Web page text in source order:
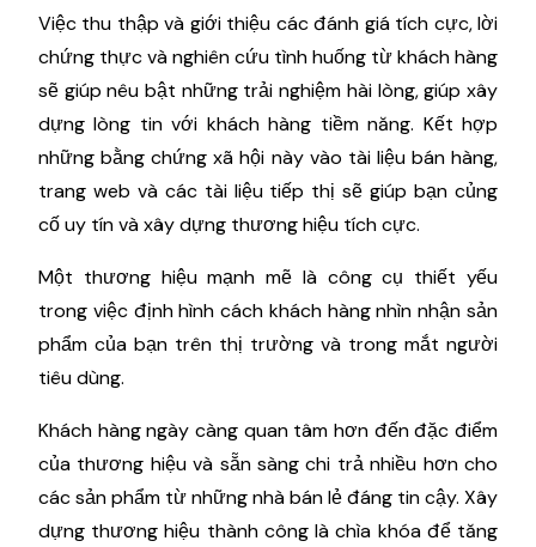
Việc thu thập và giới thiệu các đánh giá tích cực, lời
chứng thực và nghiên cứu tình huống từ khách hàng
sẽ giúp nêu bật những trải nghiệm hài lòng, giúp xây
dựng lòng tin với khách hàng tiềm năng. Kết hợp
những bằng chứng xã hội này vào tài liệu bán hàng,
trang web và các tài liệu tiếp thị sẽ giúp bạn củng
cố uy tín và xây dựng thương hiệu tích cực.
Một thương hiệu mạnh mẽ là công cụ thiết yếu
trong việc định hình cách khách hàng nhìn nhận sản
phẩm của bạn trên thị trường và trong mắt người
tiêu dùng.
Khách hàng ngày càng quan tâm hơn đến đặc điểm
của thương hiệu và sẵn sàng chi trả nhiều hơn cho
các sản phẩm từ những nhà bán lẻ đáng tin cậy. Xây
dựng thương hiệu thành công là chìa khóa để tăng